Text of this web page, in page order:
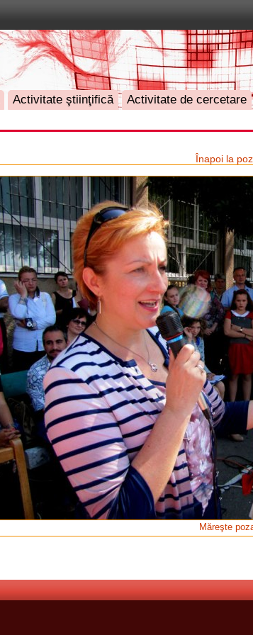
Activitate ştiinţifică Activitate de cercetare
Înapoi la
Măreşte